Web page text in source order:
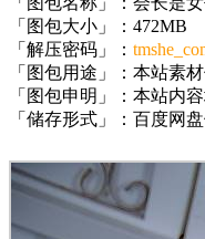
「图包大小」：472MB
「解压密码」：
「图包用途」：本站素
「图包申明」：本站内
「储存形式」：百度网